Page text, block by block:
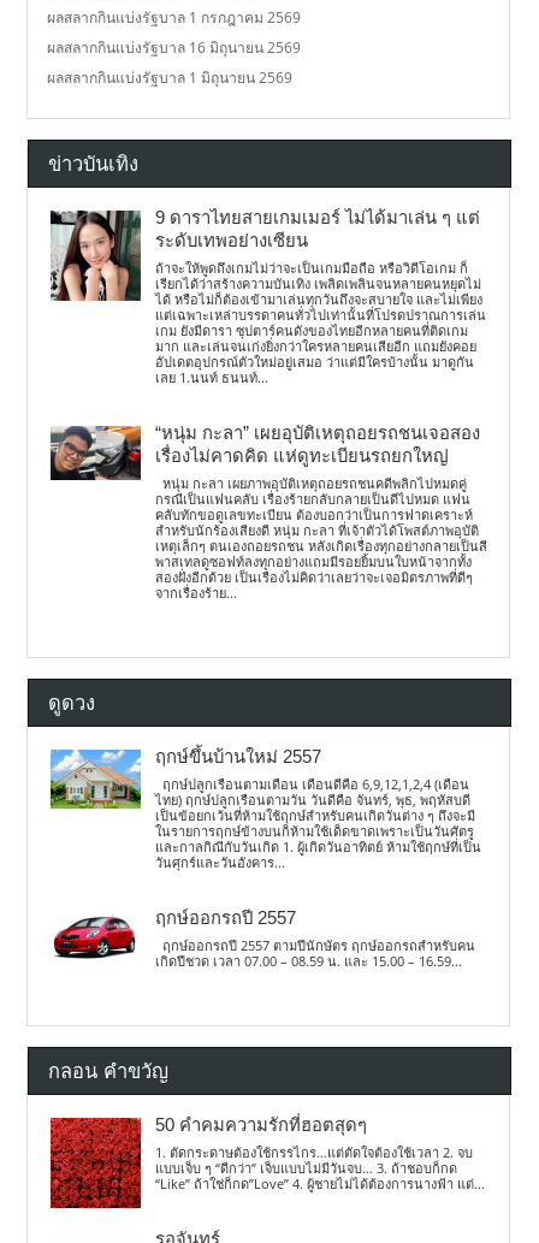
ผลสลากกินแบ่งรัฐบาล 1 กรกฎาคม 2569
ผลสลากกินแบ่งรัฐบาล 16 มิถุนายน 2569
ผลสลากกินแบ่งรัฐบาล 1 มิถุนายน 2569
ข่าวบันเทิง
9 ดาราไทยสายเกมเมอร์ ไม่ได้มาเล่น ๆ แต่
ระดับเทพอย่างเซียน
ถ้าจะให้พูดถึงเกมไม่ว่าจะเป็นเกมมือถือ หรือวิดีโอเกม ก็
เรียกได้ว่าสร้างความบันเทิง เพลิดเพลินจนหลายคนหยุดไม่
ได้ หรือไม่ก็ต้องเข้ามาเล่นทุกวันถึงจะสบายใจ และไม่เพียง
แต่เฉพาะเหล่าบรรดาคนทั่วไปเท่านั้นที่โปรดปราณการเล่น
เกม ยังมีดารา ซุปตาร์คนดังของไทยอีกหลายคนที่ติดเกม
มาก และเล่นจนเก่งยิ่งกว่าใครหลายคนเสียอีก แถมยังคอย
อัปเดตอุปกรณ์ตัวใหม่อยู่เสมอ ว่าแต่มีใครบ้างนั้น มาดูกัน
เลย 1.นนท์ ธนนท์...
“หนุ่ม กะลา” เผยอุบัติเหตุถอยรถชนเจอสอง
เรื่องไม่คาดคิด แห่ดูทะเบียนรถยกใหญ่
หนุ่ม กะลา เผยภาพอุบัติเหตุถอยรถชนคดีพลิกไปหมดคู่
กรณีเป็นแฟนคลับ เรื่องร้ายกลับกลายเป็นดีไปหมด แฟน
คลับทักขอดูเลขทะเบียน ต้องบอกว่าเป็นการฟาดเคราะห์
สำหรับนักร้องเสียงดี หนุ่ม กะลา ที่เจ้าตัวได้โพสต์ภาพอุบัติ
เหตุเล็กๆ ตนเองถอยรถชน หลังเกิดเรื่องทุกอย่างกลายเป็นสี
พาสเทลดูซอฟท์ลงทุกอย่างแถมมีรอยยิ้มบนใบหน้าจากทั้ง
สองฝั่งอีกด้วย เป็นเรื่องไม่คิดว่าเลยว่าจะเจอมิตรภาพที่ดีๆ
จากเรื่องร้าย...
ดูดวง
ฤกษ์ขึ้นบ้านใหม่ 2557
ฤกษ์ปลูกเรือนตามเดือน เดือนดีคือ 6,9,12,1,2,4 (เดือน
ไทย) ฤกษ์ปลูกเรือนตามวัน วันดีคือ จันทร์, พุธ, พฤหัสบดี
เป็นข้อยกเว้นที่ห้ามใช้ฤกษ์สำหรับคนเกิดวันต่าง ๆ ถึงจะมี
ในรายการฤกษ์ข้างบนก็ห้ามใช้เด็ดขาดเพราะเป็นวันศัตรู
และกาลกิณีกับวันเกิด 1. ผู้เกิดวันอาทิตย์ ห้ามใช้ฤกษ์ที่เป็น
วันศุกร์และวันอังคาร...
ฤกษ์ออกรถปี 2557
ฤกษ์ออกรถปี 2557 ตามปีนักษัตร ฤกษ์ออกรถสำหรับคน
เกิดปีชวด เวลา 07.00 – 08.59 น. และ 15.00 – 16.59...
กลอน คำขวัญ
50 คำคมความรักที่ฮอตสุดๆ
1. ตัดกระดาษต้องใช้กรรไกร…แต่ตัดใจต้องใช้เวลา 2. จบ
แบบเจ็บ ๆ “ดีกว่า” เจ็บแบบไม่มีวันจบ… 3. ถ้าชอบก็กด
“Like” ถ้าใช่ก็กด”Love” 4. ผู้ชายไม่ได้ต้องการนางฟ้า แต่...